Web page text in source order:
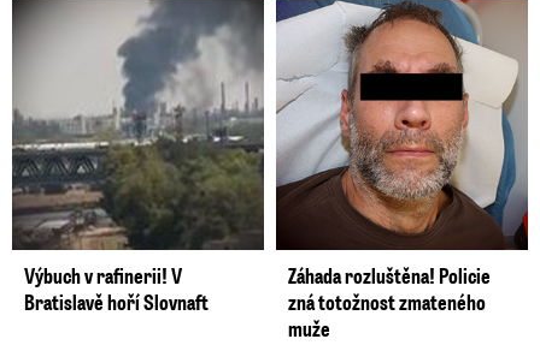
Výbuch v rafinerii! V
Bratislavě hoří Slovnaft
Záhada rozluštěna! Policie
zná totožnost zmateného
muže